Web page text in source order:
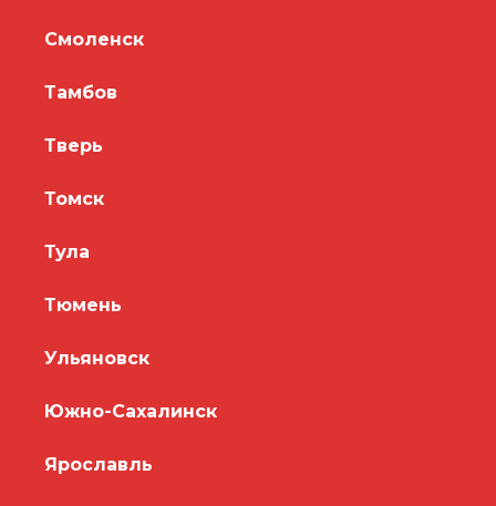
Смоленск
Тамбов
Тверь
Томск
Тула
Тюмень
Ульяновск
Южно-Сахалинск
Ярославль